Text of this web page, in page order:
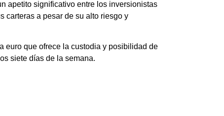
apetito significativo entre los inversionistas
carteras a pesar de su alto riesgo y
euro que ofrece la custodia y posibilidad de
siete días de la semana.